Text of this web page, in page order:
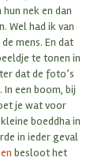
nek en dan
Wel had ik van
mens. En dat
te tonen in
dat de foto’s
een boom, bij
je wat voor
boeddha in
in ieder geval
besloot het